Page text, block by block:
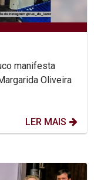
manifesta
Oliveira
LER MAIS